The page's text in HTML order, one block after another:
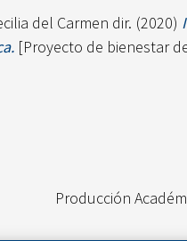
del Carmen dir. (2020)
[Proyecto de bienestar
Producción